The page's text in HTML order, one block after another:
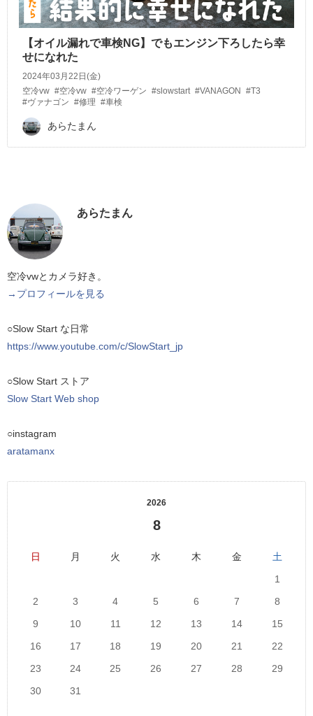
【オイル漏れで車検NG】でもエンジン下ろしたら幸
せになれた
2024年03月22日(金)
空冷vw #空冷vw #空冷ワーゲン #slowstart #VANAGON #T3
#ヴァナゴン #修理 #車検
あらたまん
あらたまん
空冷vwとカメラ好き。
→プロフィールを見る
○Slow Start な日常
https://www.youtube.com/c/SlowStart_jp
○Slow Start ストア
Slow Start Web shop
○instagram
aratamanx
2026
8
日 月 火 水 木 金
土
1
2
3 4 5 6 7
8
9
10 11 12 13 14
15
16
17 18 19 20 21
22
23
24 25 26 27 28
29
30
31